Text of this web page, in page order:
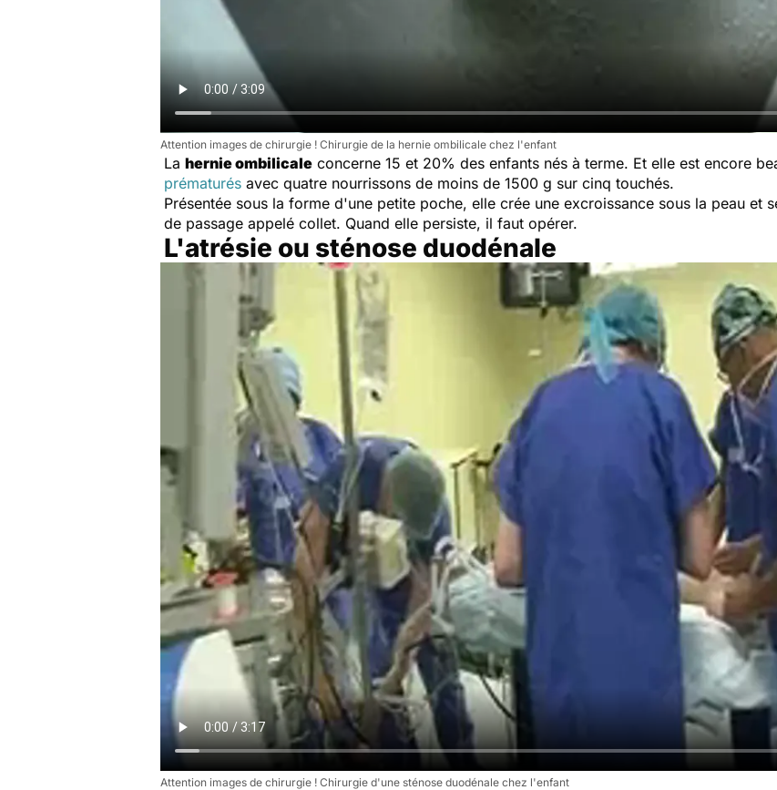
Attention images de chirurgie ! Chirurgie de la hernie ombilicale chez l'enfant
La hernie ombilicale concerne 15 et 20% des enfants nés à terme. Et elle est encore
prématurés avec quatre nourrissons de moins de 1500 g sur cinq touchés.
Présentée sous la forme d'une petite poche, elle crée une excroissance sous la peau et
de passage appelé collet. Quand elle persiste, il faut opérer.
L'atrésie ou sténose duodénale
Attention images de chirurgie ! Chirurgie d'une sténose duodénale chez l'enfant